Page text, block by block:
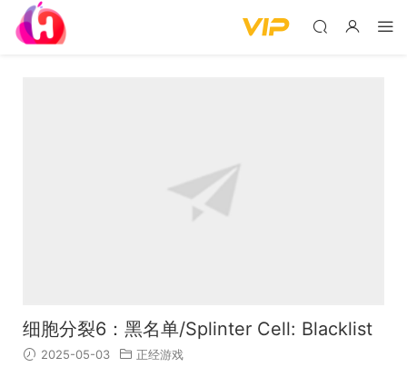
细胞分裂6：黑名单/Splinter Cell: Blacklist
2025-05-03 正经游戏